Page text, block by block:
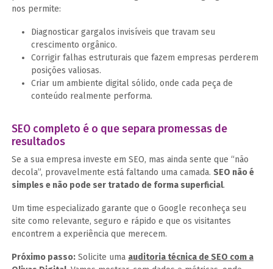
nos permite:
Diagnosticar gargalos invisíveis que travam seu
crescimento orgânico.
Corrigir falhas estruturais que fazem empresas perderem
posições valiosas.
Criar um ambiente digital sólido, onde cada peça de
conteúdo realmente performa.
SEO completo é o que separa promessas de
resultados
Se a sua empresa investe em SEO, mas ainda sente que “não
decola”, provavelmente está faltando uma camada. SEO não é
simples e não pode ser tratado de forma superficial.
Um time especializado garante que o Google reconheça seu
site como relevante, seguro e rápido e que os visitantes
encontrem a experiência que merecem.
Próximo passo: Solicite uma auditoria técnica de SEO com a